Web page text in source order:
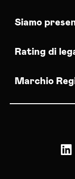
Siamo
Rating di
Marchio